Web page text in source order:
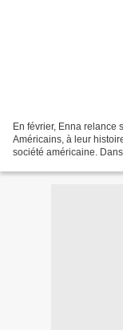
En février, Enna relance
Américains, à leur
société américaine.